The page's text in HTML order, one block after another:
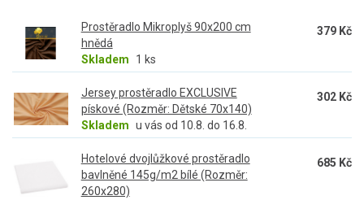
Prostěradlo Mikroplyš 90x200 cm
hnědá
Skladem
1 ks
379 Kč
Jersey prostěradlo EXCLUSIVE
pískové (Rozměr: Dětské 70x140)
Skladem u vás od 10.8. do 16.8.
302 Kč
Hotelové dvojlůžkové prostěradlo
bavlněné 145g/m2 bílé (Rozměr:
260x280)
685 Kč